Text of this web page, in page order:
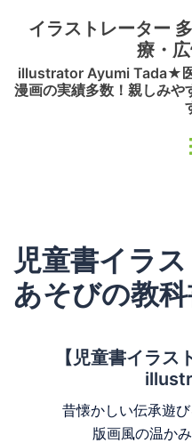
イラストレーター
療・広
illustrator Ayumi Tada★
漫画の実績多数！親しみや
児童書イラ
あそびの教
【児童書イラ
昔懐かしい伝承遊
版画風の温か